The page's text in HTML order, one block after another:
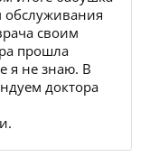
обслуживания
своим
прошла
я не знаю. В
доктора